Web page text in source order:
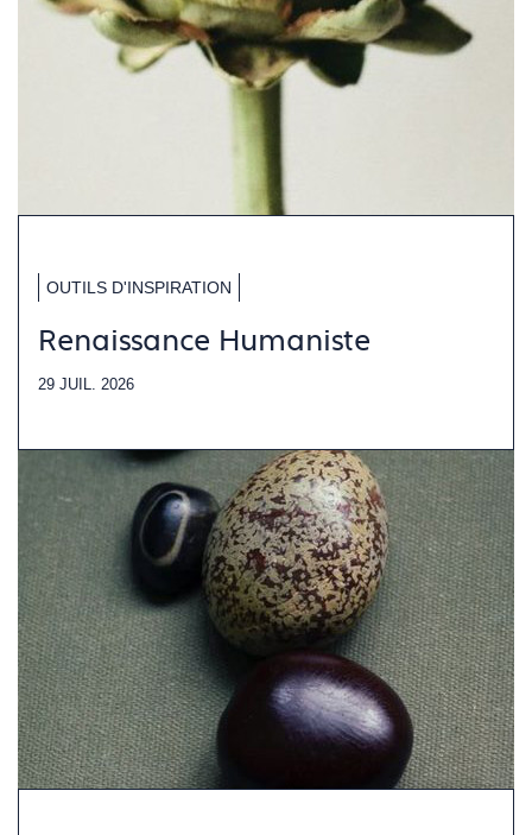
OUTILS D'INSPIRATION
Renaissance Humaniste
29 JUIL. 2026